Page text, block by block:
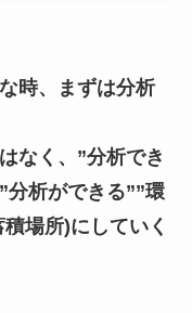
時、まずは分析
なく、”分析でき
分析ができる””環
場所)にしていく